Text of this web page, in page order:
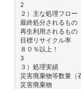
2
２）主な処理フロー
最終処分されるもの
再生利用されるもの
目標リサイクル率
８０％以上！
3
３）処理実績
災害廃棄物等数量（
災害廃棄物